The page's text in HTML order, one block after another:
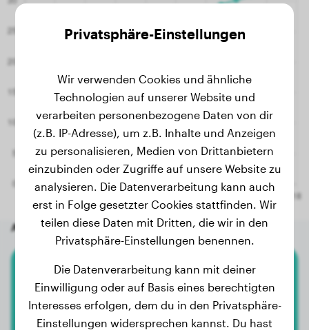
Andere zufällige Hunde
Shetland Sheepdog
Youp
Privatsphäre-Einstellungen
Wir verwenden Cookies und ähnliche
Technologien auf unserer Website und
verarbeiten personenbezogene Daten von dir
(z.B. IP-Adresse), um z.B. Inhalte und Anzeigen
zu personalisieren, Medien von Drittanbietern
einzubinden oder Zugriffe auf unsere Website zu
analysieren. Die Datenverarbeitung kann auch
erst in Folge gesetzter Cookies stattfinden. Wir
teilen diese Daten mit Dritten, die wir in den
Privatsphäre-Einstellungen benennen.
Die Datenverarbeitung kann mit deiner
Einwilligung oder auf Basis eines berechtigten
Interesses erfolgen, dem du in den Privatsphäre-
Einstellungen widersprechen kannst. Du hast